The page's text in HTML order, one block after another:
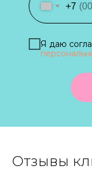
+7
Я даю
Отзывы